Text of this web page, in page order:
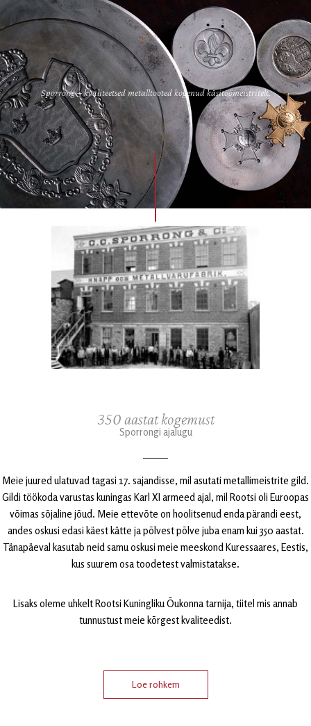
Sporrong – kvaliteetsed metalltooted kogenud käsitöömeistritelt.
350 aastat kogemust
Sporrongi ajalugu
Meie juured ulatuvad tagasi 17. sajandisse, mil asutati metallimeistrite gild.
Gildi töökoda varustas kuningas Karl XI armeed ajal, mil Rootsi oli Euroopas
võimas sõjaline jõud. Meie ettevõte on hoolitsenud enda pärandi eest,
andes oskusi edasi käest kätte ja põlvest põlve juba enam kui 350 aastat.
Tänapäeval kasutab neid samu oskusi meie meeskond Kuressaares, Eestis,
kus suurem osa toodetest valmistatakse.
Lisaks oleme uhkelt Rootsi Kuningliku Õukonna tarnija, tiitel mis annab
tunnustust meie kõrgest kvaliteedist.
Loe rohkem